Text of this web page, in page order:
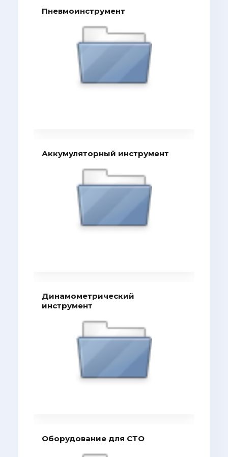
Пневмоинструмент
Аккумуляторный инструмент
Динамометрический
инструмент
Оборудование для СТО